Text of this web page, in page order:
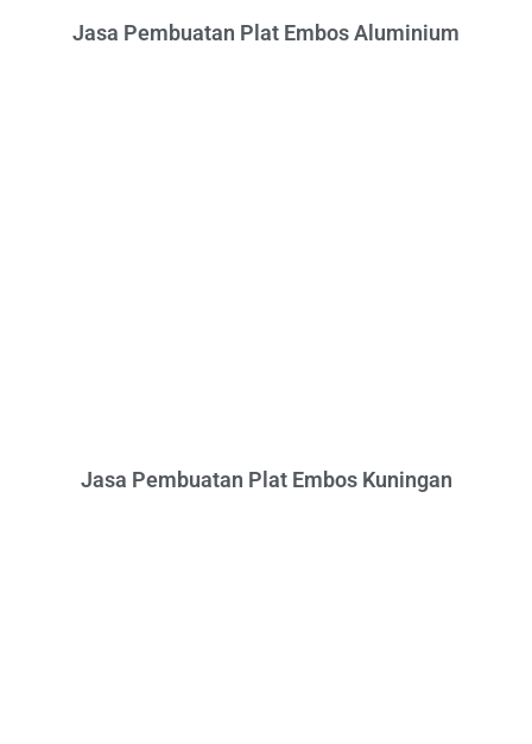
Jasa Pembuatan Plat Embos Aluminium
Jasa Pembuatan Plat Embos Kuningan